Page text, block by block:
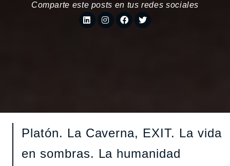
Comparte este posts en tus redes sociales
Platón. La Caverna, EXIT. La vida
en sombras. La humanidad